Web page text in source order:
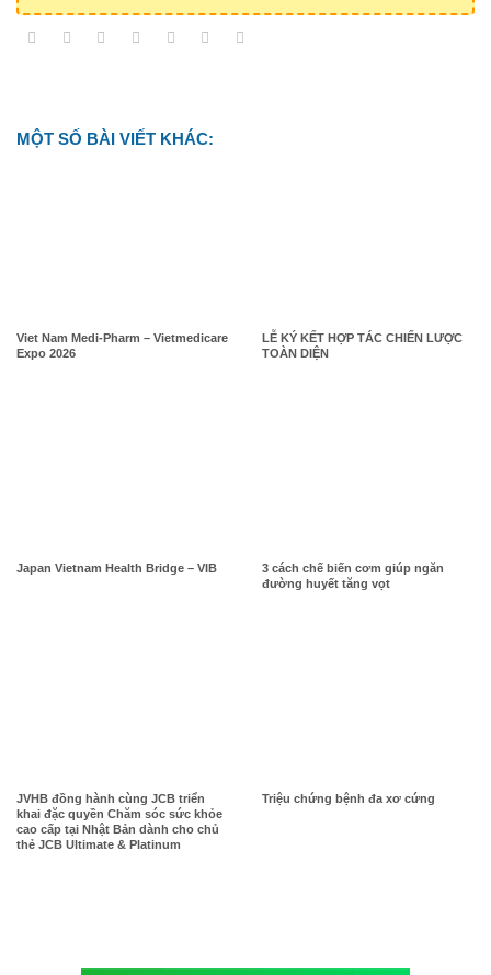
MỘT SỐ BÀI VIẾT KHÁC:
Viet Nam Medi-Pharm – Vietmedicare
Expo 2026
LỄ KÝ KẾT HỢP TÁC CHIẾN LƯỢC
TOÀN DIỆN
Japan Vietnam Health Bridge – VIB
3 cách chế biến cơm giúp ngăn
đường huyết tăng vọt
JVHB đồng hành cùng JCB triển
khai đặc quyền Chăm sóc sức khỏe
cao cấp tại Nhật Bản dành cho chủ
thẻ JCB Ultimate & Platinum
Triệu chứng bệnh đa xơ cứng